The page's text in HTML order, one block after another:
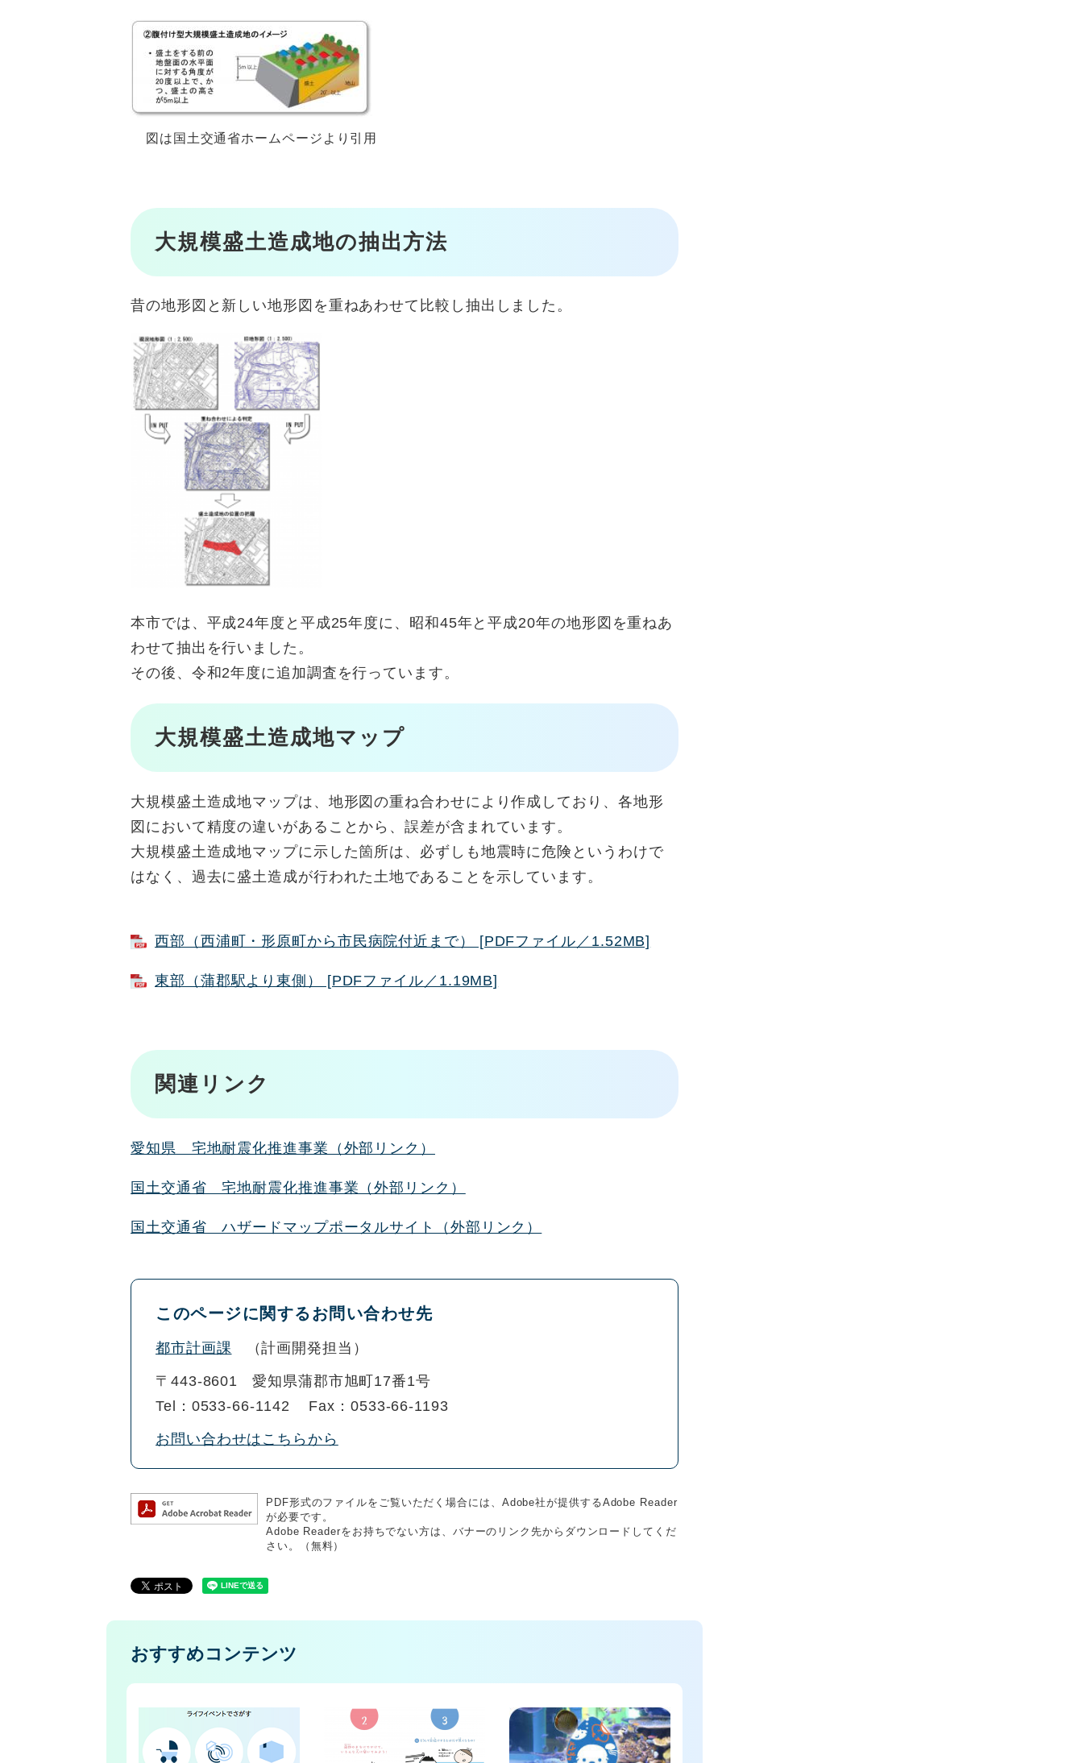
図は国土交通省ホームページより引用
大規模盛土造成地の抽出方法
昔の地形図と新しい地形図を重ねあわせて比較し抽出しました。
本市では、平成24年度と平成25年度に、昭和45年と平成20年の地形図を重ねあ
わせて抽出を行いました。
その後、令和2年度に追加調査を行っています。
大規模盛土造成地マップ
大規模盛土造成地マップは、地形図の重ね合わせにより作成しており、各地形
図において精度の違いがあることから、誤差が含まれています。
大規模盛土造成地マップに示した箇所は、必ずしも地震時に危険というわけで
はなく、過去に盛土造成が行われた土地であることを示しています。
西部（西浦町・形原町から市民病院付近まで） [PDFファイル／1.52MB]
東部（蒲郡駅より東側） [PDFファイル／1.19MB]
関連リンク
愛知県 宅地耐震化推進事業（外部リンク）
国土交通省 宅地耐震化推進事業（外部リンク）
国土交通省 ハザードマップポータルサイト（外部リンク）
このページに関するお問い合わせ先
都市計画課 計画開発担当
〒443-8601
愛知県蒲郡市旭町17番1号
Tel：0533-66-1142
Fax：0533-66-1193
お問い合わせはこちらから
PDF形式のファイルをご覧いただく場合には、Adobe社が提供するAdobe Reader
が必要です。
Adobe Readerをお持ちでない方は、バナーのリンク先からダウンロードしてくだ
さい。（無料）
おすすめコンテンツ